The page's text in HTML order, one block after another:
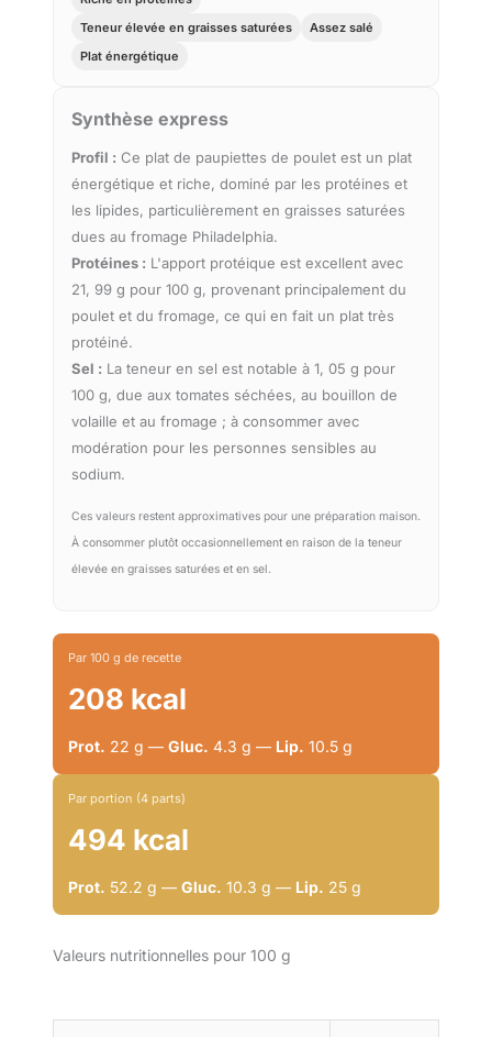
Teneur élevée en graisses saturées
Assez salé
Plat énergétique
Synthèse express
Profil : Ce plat de paupiettes de poulet est un plat
énergétique et riche, dominé par les protéines et
les lipides, particulièrement en graisses saturées
dues au fromage Philadelphia.
Protéines : L'apport protéique est excellent avec
21, 99 g pour 100 g, provenant principalement du
poulet et du fromage, ce qui en fait un plat très
protéiné.
Sel : La teneur en sel est notable à 1, 05 g pour
100 g, due aux tomates séchées, au bouillon de
volaille et au fromage ; à consommer avec
modération pour les personnes sensibles au
sodium.
Ces valeurs restent approximatives pour une préparation maison.
À consommer plutôt occasionnellement en raison de la teneur
élevée en graisses saturées et en sel.
Par 100 g de recette
208 kcal
Prot. 22 g — Gluc. 4.3 g — Lip. 10.5 g
Par portion (4 parts)
494 kcal
Prot. 52.2 g — Gluc. 10.3 g — Lip. 25 g
Valeurs nutritionnelles pour 100 g